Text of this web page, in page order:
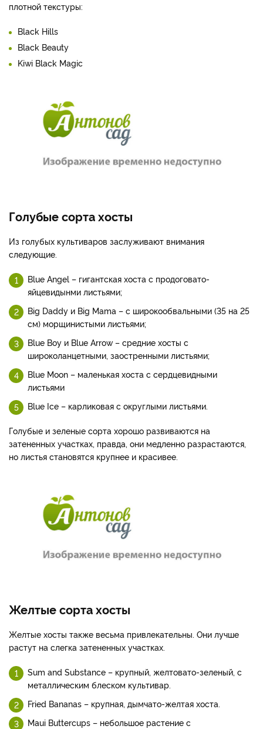
плотной текстуры:
Black Hills
Black Beauty
Kiwi Black Magic
Голубые сорта хосты
Из голубых культиваров заслуживают внимания
следующие.
Blue Angel – гигантская хоста с продоговато-
яйцевидынми листьями;
Big Daddy и Big Mama – с широкообвальными (35 на 25
см) морщинистыми листьями;
Blue Boy и Blue Arrow – средние хосты с
широколанцетными, заостренными листьями;
Blue Moon – маленькая хоста с сердцевидными
листьями
Blue Ice – карликовая с округлыми листьями.
Голубые и зеленые сорта хорошо развиваются на
затененных участках, правда, они медленно разрастаются,
но листья становятся крупнее и красивее.
Желтые сорта хосты
Желтые хосты также весьма привлекательны. Они лучше
растут на слегка затененных участках.
Sum and Substance – крупный, желтовато-зеленый, с
металлическим блеском культивар.
Fried Bananas – крупная, дымчато-желтая хоста.
Maui Buttercups – небольшое растение с